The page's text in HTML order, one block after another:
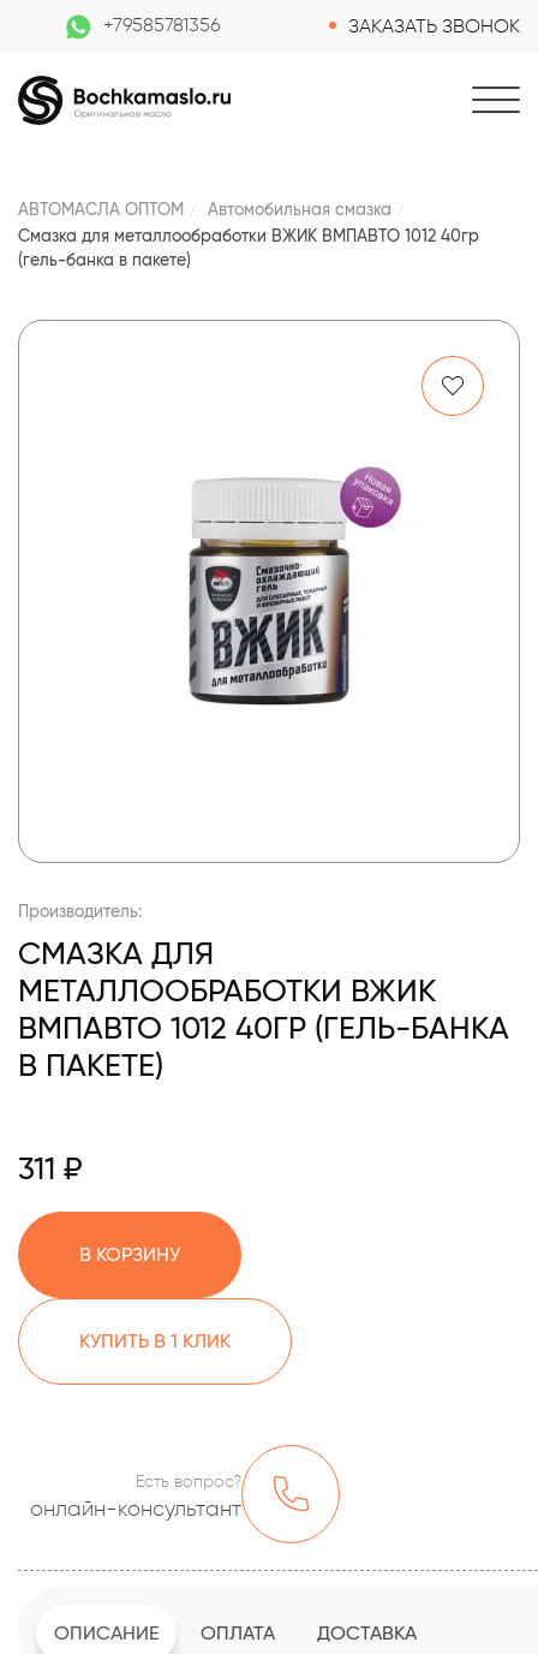
+79585781356 ЗАКАЗАТЬ ЗВОНОК
АВТОМАСЛА ОПТОМ
Автомобильная смазка
Смазка для металлообработки ВЖИК ВМПАВТО 1012 40гр
(гель-банка в пакете)
Производитель:
СМАЗКА ДЛЯ
МЕТАЛЛООБРАБОТКИ ВЖИК
ВМПАВТО 1012 40ГР (ГЕЛЬ-БАНКА
В ПАКЕТЕ)
311 ₽
В КОРЗИНУ
КУПИТЬ В 1 КЛИК
Есть вопрос?
онлайн-консультант
ОПИСАНИЕ ОПЛАТА ДОСТАВКА